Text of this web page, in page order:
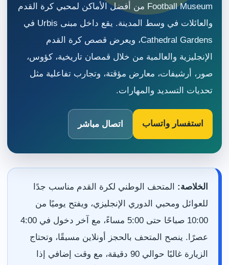
Football Museum من أفضل الأماكن لمحبي كرة القدم
والعائلات في وسط المدينة. يقع داخل مبنى Urbis في
Cathedral Gardens، ويعرض قصص كرة القدم
الإنجليزية والعالمية من خلال قمصان تاريخية، كؤوس،
صور، أرشيفات، معارض مؤقتة، وتجارب تفاعلية مثل
تحديات التسديد والمهارات.
استفسار واتساب اتصال مباشر
الخلاصة: المتحف الوطني لكرة القدم مناسب جدًا
للعوائل ومحبي الدوري الإنجليزي، ويفتح يوميًا من
10:00 صباحًا حتى 5:00 مساءً، مع آخر دخول في 4:00
عصرًا. ينصح المتحف بالحجز أونلاين مسبقًا، وتحتاج
الزيارة غالبًا حوالي 90 دقيقة، مع وقت إضافي إذا